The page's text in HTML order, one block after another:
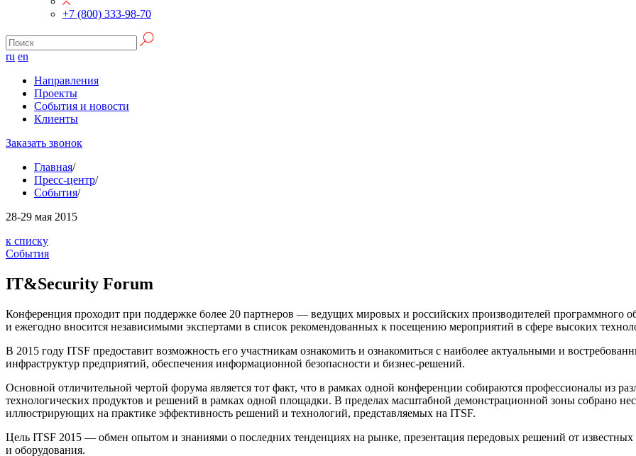
+7 (800) 333-98-70
ru en
Направления
Проекты
События и новости
Клиенты
Заказать звонок
Главная/
Пресс-центр/
События/
28-29 мая 2015
к списку
События
IT&Security Forum
Конференция проходит при поддержке более 20 партнеров — ведущих мировых и российских производителей программного
и ежегодно вносится независимыми экспертами в список рекомендованных к посещению мероприятий в сфере высоких
В 2015 году ITSF предоставит возможность его участникам ознакомить и ознакомиться с наиболее актуальными и
инфраструктур предприятий, обеспечения информационной безопасности и бизнес-решений.
Основной отличительной чертой форума является тот факт, что в рамках одной конференции собираются профессионалы из
технологических продуктов и решений в рамках одной площадки. В пределах масштабной демонстрационной зоны собрано
иллюстрирующих на практике эффективность решений и технологий, представляемых на ITSF.
Цель ITSF 2015 — обмен опытом и знаниями о последних тенденциях на рынке, презентация передовых решений от
и оборудования.